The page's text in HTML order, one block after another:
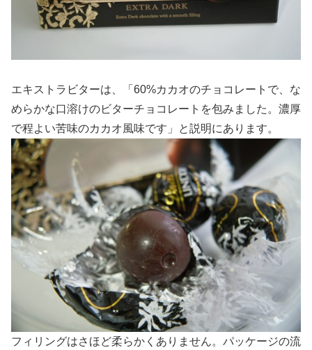
エキストラビターは、「60%カカオのチョコレートで、な
めらかな口溶けのビターチョコレートを包みました。濃厚
で程よい苦味のカカオ風味です」と説明にあります。
フィリングはさほど柔らかくありません。パッケージの流